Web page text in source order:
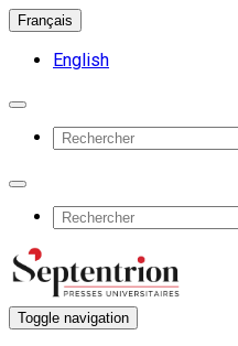
Français
English
Toggle navigation